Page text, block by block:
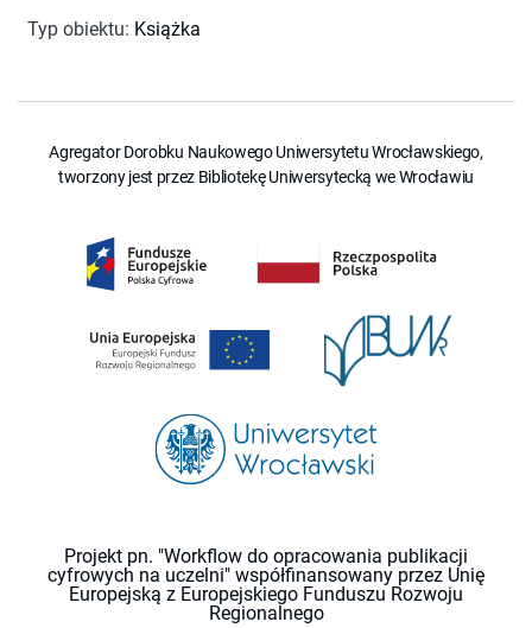
Typ obiektu: Książka
Agregator Dorobku Naukowego Uniwersytetu Wrocławskiego,
tworzony jest przez Bibliotekę Uniwersytecką we Wrocławiu
Projekt pn. "Workflow do opracowania publikacji
cyfrowych na uczelni" współfinansowany przez Unię
Europejską z Europejskiego Funduszu Rozwoju
Regionalnego